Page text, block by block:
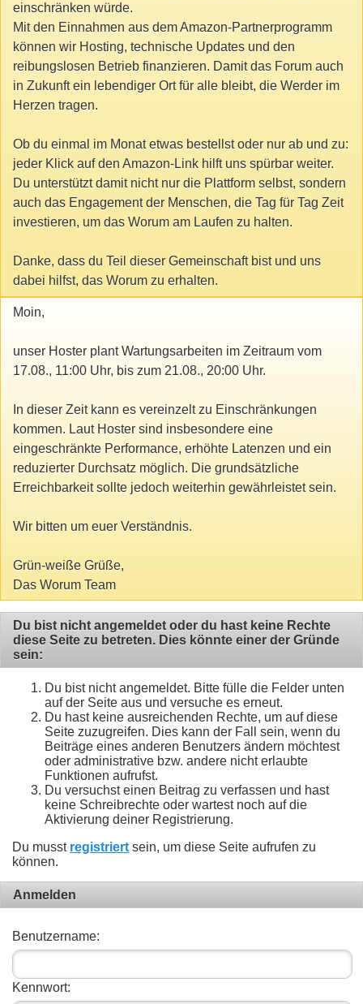
einschränken würde.
Mit den Einnahmen aus dem Amazon-Partnerprogramm
können wir Hosting, technische Updates und den
reibungslosen Betrieb finanzieren. Damit das Forum auch
in Zukunft ein lebendiger Ort für alle bleibt, die Werder im
Herzen tragen.
Ob du einmal im Monat etwas bestellst oder nur ab und zu:
jeder Klick auf den Amazon-Link hilft uns spürbar weiter.
Du unterstützt damit nicht nur die Plattform selbst, sondern
auch das Engagement der Menschen, die Tag für Tag Zeit
investieren, um das Worum am Laufen zu halten.
Danke, dass du Teil dieser Gemeinschaft bist und uns
dabei hilfst, das Worum zu erhalten.
Moin,
unser Hoster plant Wartungsarbeiten im Zeitraum vom
17.08., 11:00 Uhr, bis zum 21.08., 20:00 Uhr.
In dieser Zeit kann es vereinzelt zu Einschränkungen
kommen. Laut Hoster sind insbesondere eine
eingeschränkte Performance, erhöhte Latenzen und ein
reduzierter Durchsatz möglich. Die grundsätzliche
Erreichbarkeit sollte jedoch weiterhin gewährleistet sein.
Wir bitten um euer Verständnis.
Grün-weiße Grüße,
Das Worum Team
Du bist nicht angemeldet oder du hast keine Rechte
diese Seite zu betreten. Dies könnte einer der Gründe
sein:
Du bist nicht angemeldet. Bitte fülle die Felder unten
auf der Seite aus und versuche es erneut.
Du hast keine ausreichenden Rechte, um auf diese
Seite zuzugreifen. Dies kann der Fall sein, wenn du
Beiträge eines anderen Benutzers ändern möchtest
oder administrative bzw. andere nicht erlaubte
Funktionen aufrufst.
Du versuchst einen Beitrag zu verfassen und hast
keine Schreibrechte oder wartest noch auf die
Aktivierung deiner Registrierung.
Du musst registriert sein, um diese Seite aufrufen zu
können.
Anmelden
Benutzername:
Kennwort: